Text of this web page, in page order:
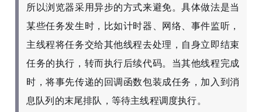
所以浏览器采用异步的方式来避免。具体做法是当
某些任务发生时，比如计时器、网络、事件监听，
主线程将任务交给其他线程去处理，自身立即结束
任务的执行，转而执行后续代码。当其他线程完成
时，将事先传递的回调函数包装成任务，加入到消
息队列的末尾排队，等待主线程调度执行。